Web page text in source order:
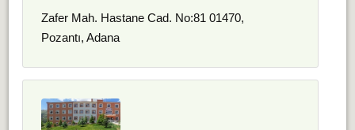
Zafer Mah. Hastane Cad. No:81 01470,
Pozantı, Adana